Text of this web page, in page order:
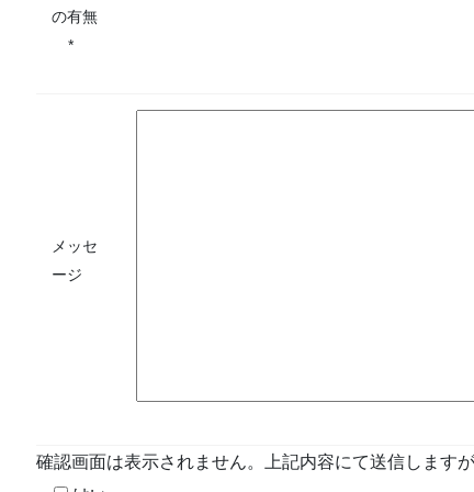
の有無
*
メッセ
ージ
確認画面は表示されません。上記内容にて送信します